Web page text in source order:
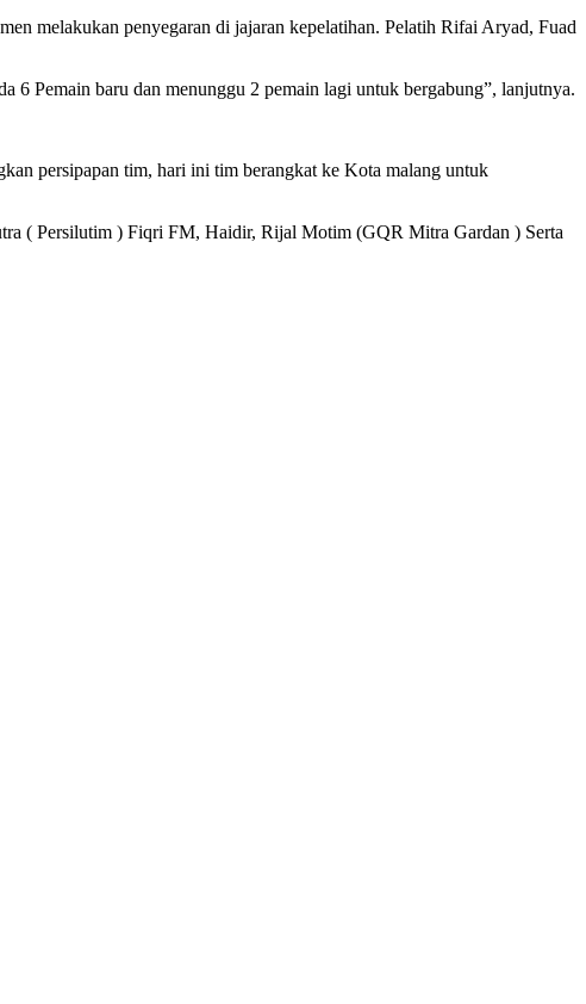
melakukan penyegaran di jajaran kepelatihan. Pelatih Rifai Aryad, Fuad
6 Pemain baru dan menunggu 2 pemain lagi untuk bergabung”, lanjutnya.
persipapan tim, hari ini tim berangkat ke Kota malang untuk
( Persilutim ) Fiqri FM, Haidir, Rijal Motim (GQR Mitra Gardan ) Serta